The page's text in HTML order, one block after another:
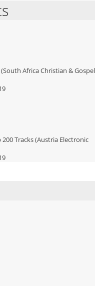
Africa Christian & Gospel
Tracks (Austria Electronic